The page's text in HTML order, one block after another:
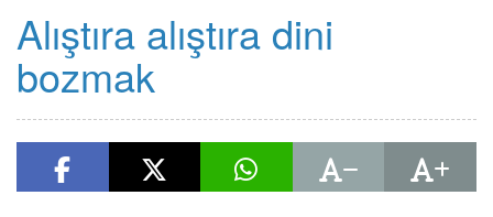
Alıştıra alıştıra dini
bozmak